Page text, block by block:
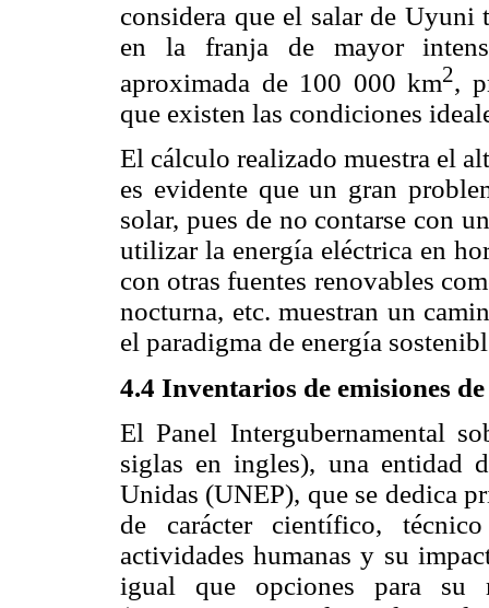
considera que el salar de
en la franja de mayor
aproximada de 100 000 km2,
que existen las condiciones
El cálculo realizado muestra el
es evidente que un gran
solar, pues de no contarse con
utilizar la energía eléctrica en
con otras fuentes renovables
nocturna, etc. muestran un
el paradigma de energía
4.4 Inventarios de emisiones
El Panel Intergubernamental
siglas en ingles), una entidad
Unidas (UNEP), que se dedica
de carácter científico,
actividades humanas y su
igual que opciones para su